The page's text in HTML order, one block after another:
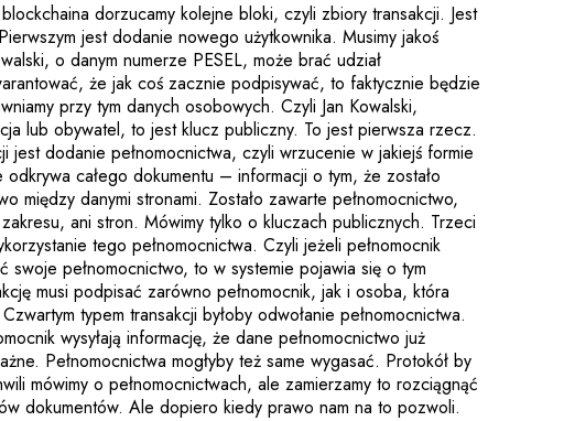
dorzucamy kolejne bloki, czyli zbiory transakcji. Jest
jest dodanie nowego użytkownika. Musimy jakoś
o danym numerze PESEL, może brać udział
że jak coś zacznie podpisywać, to faktycznie będzie
przy tym danych osobowych. Czyli Jan Kowalski,
lub obywatel, to jest klucz publiczny. To jest pierwsza rzecz.
jest dodanie pełnomocnictwa, czyli wrzucenie w jakiejś formie
całego dokumentu – informacji o tym, że zostało
między danymi stronami. Zostało zawarte pełnomocnictwo,
ani stron. Mówimy tylko o kluczach publicznych. Trzeci
tego pełnomocnictwa. Czyli jeżeli pełnomocnik
swoje pełnomocnictwo, to w systemie pojawia się o tym
musi podpisać zarówno pełnomocnik, jak i osoba, która
typem transakcji byłoby odwołanie pełnomocnictwa.
wysyłają informację, że dane pełnomocnictwo już
Pełnomocnictwa mogłyby też same wygasać. Protokół by
mówimy o pełnomocnictwach, ale zamierzamy to rozciągnąć
dokumentów. Ale dopiero kiedy prawo nam na to pozwoli.